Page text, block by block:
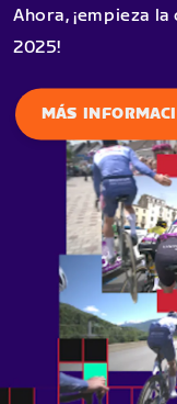
Ahora, ¡empieza
2025!
MÁS